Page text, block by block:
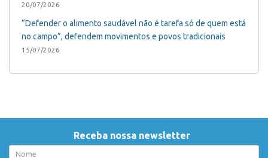
20/07/2026
“Defender o alimento saudável não é tarefa só de quem está
no campo”, defendem movimentos e povos tradicionais
15/07/2026
Receba nossa newsletter